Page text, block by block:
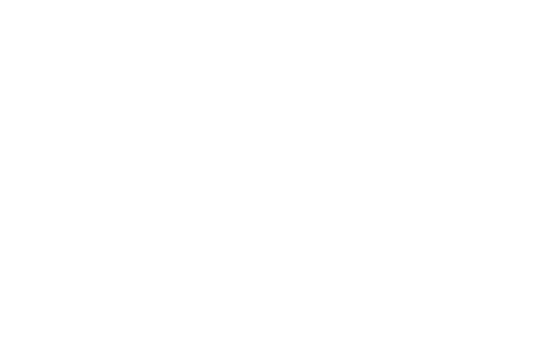
Отличия от пакетов из других материалов Полиэтиленовые пакеты
Целлофан – продукт переработки целлюлозы – при появлении